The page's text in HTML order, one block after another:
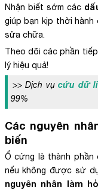
Nhận biết sớm các
giúp bạn kịp thời hành
sửa chữa.
Theo dõi các phần
lý hiệu quả!
>> Dịch vụcứu dữ
99%
Các nguyên
biến
Ổ cứng là thành
nếu không được sử
nguyên nhân làm